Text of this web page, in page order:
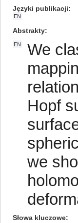
Języki publikacji
EN
Abstrakty
EN
We
Hopf
we
Słowa kluczowe